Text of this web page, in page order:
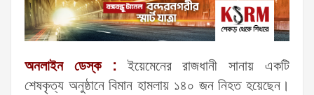
অনলাইন ডেস্ক :ইয়েমেনের রাজধানী সানায় একটি
শেষকৃত্য অনুষ্ঠানে বিমান হামলায় ১৪০ জন নিহত হয়েছেন।